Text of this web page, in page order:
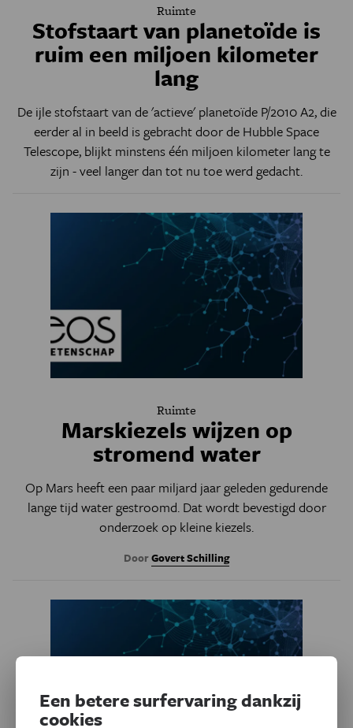
Ruimte
Stofstaart van planetoïde is
ruim een miljoen kilometer
lang
De ijle stofstaart van de 'actieve' planetoïde P/2010 A2, die
eerder al in beeld is gebracht door de Hubble Space
Telescope, blijkt minstens één miljoen kilometer lang te
zijn - veel langer dan tot nu toe werd gedacht.
Ruimte
Marskiezels wijzen op
stromend water
Op Mars heeft een paar miljard jaar geleden gedurende
lange tijd water gestroomd. Dat wordt bevestigd door
onderzoek op kleine kiezels.
DoorGovert Schilling
Een betere surfervaring dankzij
cookies